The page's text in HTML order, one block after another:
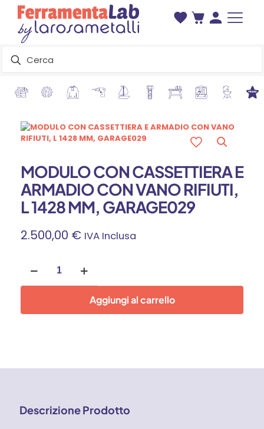
MODULO CON CASSETTIERA E
ARMADIO CON VANO RIFIUTI,
L 1428 MM, GARAGE029
2.500,00 € IVA Inclusa
CON
CASSETTIERA
CON
Aggiungi al carrello
Descrizione Prodotto